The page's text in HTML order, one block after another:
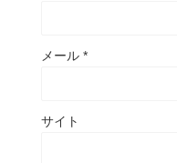
メール *
サイト